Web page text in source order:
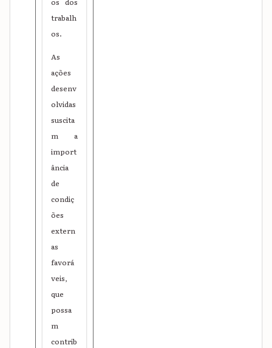
trabalh
os.
As
ações
desenv
olvidas
suscita
m a
import
ância
de
condiç
ões
extern
as
favorá
veis,
que
possa
m
contrib